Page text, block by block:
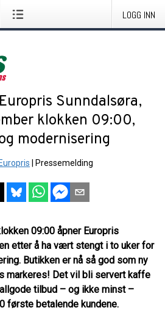
LOGG INN
Sunndalsøra,
klokken 09:00,
modernisering
Europris Pressemelding
09:00 åpner Europris
etter å ha vært stengt i to uker for
Butikken er nå så god som ny
markeres! Det vil bli servert kaffe
tilbud – og ikke minst –
første betalende kundene.